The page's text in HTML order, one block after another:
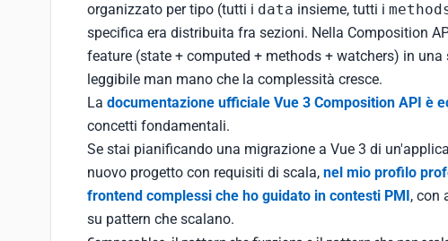
organizzato per tipo (tutti i data insieme, tutti i
specifica era distribuita fra sezioni. Nella Composition
feature (state + computed + methods + watchers) in
leggibile man mano che la complessità cresce.
La documentazione ufficiale Vue 3 Composition API è
concetti fondamentali.
Se stai pianificando una migrazione a Vue 3 di
nuovo progetto con requisiti di scala, nel mio profilo
frontend complessi che ho guidato in contesti PMI, con
su pattern che scalano.